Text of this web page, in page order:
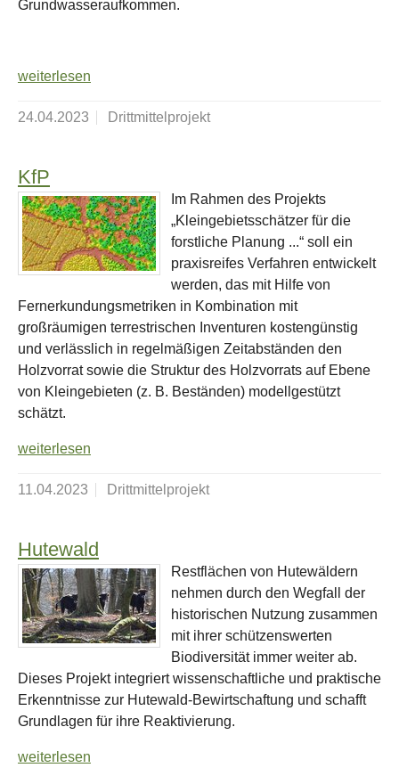
Grundwasseraufkommen.
weiterlesen
24.04.2023 Drittmittelprojekt
KfP
Im Rahmen des Projekts
„Kleingebietsschätzer für die
forstliche Planung ...“ soll ein
praxisreifes Verfahren entwickelt
werden, das mit Hilfe von
Fernerkundungsmetriken in Kombination mit
großräumigen terrestrischen Inventuren kostengünstig
und verlässlich in regelmäßigen Zeitabständen den
Holzvorrat sowie die Struktur des Holzvorrats auf Ebene
von Kleingebieten (z. B. Beständen) modellgestützt
schätzt.
weiterlesen
11.04.2023 Drittmittelprojekt
Hutewald
Restflächen von Hutewäldern
nehmen durch den Wegfall der
historischen Nutzung zusammen
mit ihrer schützenswerten
Biodiversität immer weiter ab.
Dieses Projekt integriert wissenschaftliche und praktische
Erkenntnisse zur Hutewald-Bewirtschaftung und schafft
Grundlagen für ihre Reaktivierung.
weiterlesen